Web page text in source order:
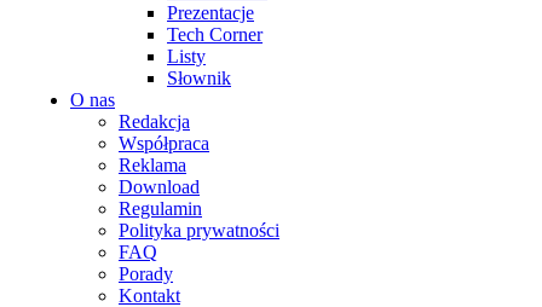
Prezentacje
Tech Corner
Listy
Słownik
O nas
Redakcja
Współpraca
Reklama
Download
Regulamin
Polityka prywatności
FAQ
Porady
Kontakt